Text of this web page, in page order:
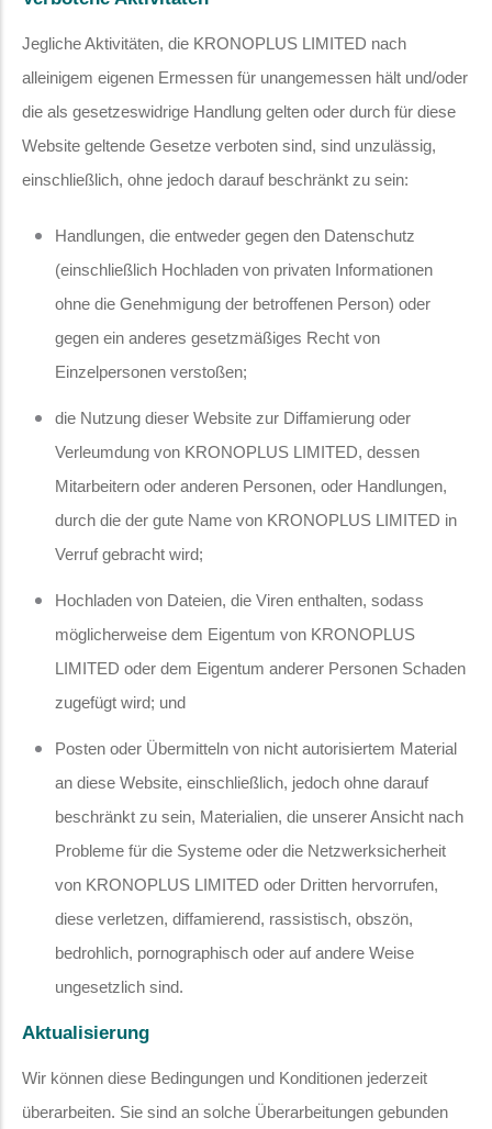
Jegliche Aktivitäten, die KRONOPLUS LIMITED nach
alleinigem eigenen Ermessen für unangemessen hält und/oder
die als gesetzeswidrige Handlung gelten oder durch für diese
Website geltende Gesetze verboten sind, sind unzulässig,
einschließlich, ohne jedoch darauf beschränkt zu sein:
Handlungen, die entweder gegen den Datenschutz
(einschließlich Hochladen von privaten Informationen
ohne die Genehmigung der betroffenen Person) oder
gegen ein anderes gesetzmäßiges Recht von
Einzelpersonen verstoßen;
die Nutzung dieser Website zur Diffamierung oder
Verleumdung von KRONOPLUS LIMITED, dessen
Mitarbeitern oder anderen Personen, oder Handlungen,
durch die der gute Name von KRONOPLUS LIMITED in
Verruf gebracht wird;
Hochladen von Dateien, die Viren enthalten, sodass
möglicherweise dem Eigentum von KRONOPLUS
LIMITED oder dem Eigentum anderer Personen Schaden
zugefügt wird; und
Posten oder Übermitteln von nicht autorisiertem Material
an diese Website, einschließlich, jedoch ohne darauf
beschränkt zu sein, Materialien, die unserer Ansicht nach
Probleme für die Systeme oder die Netzwerksicherheit
von KRONOPLUS LIMITED oder Dritten hervorrufen,
diese verletzen, diffamierend, rassistisch, obszön,
bedrohlich, pornographisch oder auf andere Weise
ungesetzlich sind.
Aktualisierung
Wir können diese Bedingungen und Konditionen jederzeit
überarbeiten. Sie sind an solche Überarbeitungen gebunden